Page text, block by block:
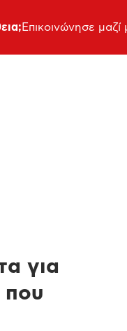
Επικοινώνησε μαζί
για
που